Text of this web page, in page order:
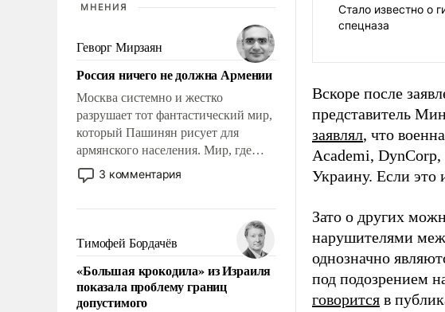
МНЕНИЯ
Геворг Мирзаян
Россия ничего не должна Армении
Москва системно и жестко
разрушает тот фантастический мир,
который Пашинян рисует для
армянского населения. Мир, где
этому населению все должны
просто по определению, где его
беспрекословно оплачиваться за
счет российских
налогоплательщиков и где за свои
поступки не нужно отвечать.
3 комментария
Тимофей Бордачёв
«Большая крокодила» из Израиля
показала проблему границ
допустимого
Стало известно о
спецназа
Вскоре после
представитель
заявлял, что
Academi,
Украину. Если это
Зато о других
нарушителями
однозначно
под подозрением
говорится в